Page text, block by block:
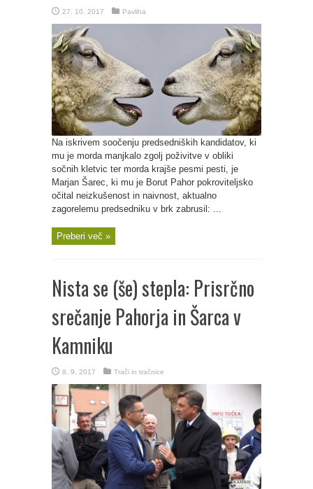
27. 10. 2017 Pavliha
Na iskrivem soočenju predsedniških kandidatov, ki
mu je morda manjkalo zgolj poživitve v obliki
sočnih kletvic ter morda krajše pesmi pesti, je
Marjan Šarec, ki mu je Borut Pahor pokroviteljsko
očital neizkušenost in naivnost, aktualno
zagorelemu predsedniku v brk zabrusil: ...
Preberi več »
Nista se (še) stepla: Prisrčno
srečanje Pahorja in Šarca v
Kamniku
8. 9. 2017 Trači in tračnice